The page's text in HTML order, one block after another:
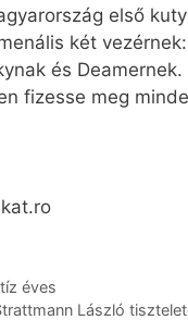
első
két
és
fizesse meg
éves
László